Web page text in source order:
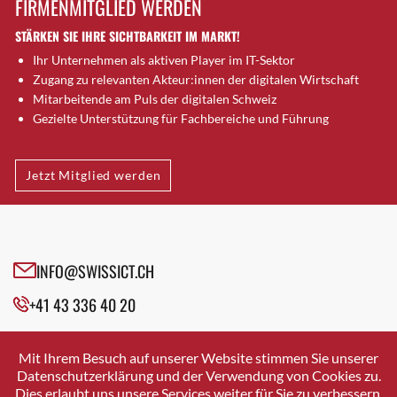
Brugg AG
Brütten
Bubendorf
Bubikon
Buchs (SG)
Bäretswil
Bülach
Cazis
Crissier
Davos Platz
Dierikon
Dietikon
FIRMENMITGLIED WERDEN
STÄRKEN SIE IHRE SICHTBARKEIT IM MARKT!
Ihr Unternehmen als aktiven Player im IT-Sektor
Zugang zu relevanten Akteur:innen der digitalen Wirtschaft
Mitarbeitende am Puls der digitalen Schweiz
Gezielte Unterstützung für Fachbereiche und Führung
Jetzt Mitglied werden
INFO@SWISSICT.CH
+41 43 336 40 20
SWISSICT
VULKANSTRASSE 120
8048 ZURICH
Mit Ihrem Besuch auf unserer Website stimmen Sie unserer
Datenschutzerklärung und der Verwendung von Cookies zu.
Dies erlaubt uns unsere Services weiter für Sie zu verbessern.